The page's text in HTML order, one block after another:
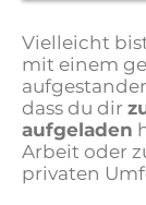
Vielleicht
mit einem
dass du dir
aufgeladen
Arbeit oder
privaten